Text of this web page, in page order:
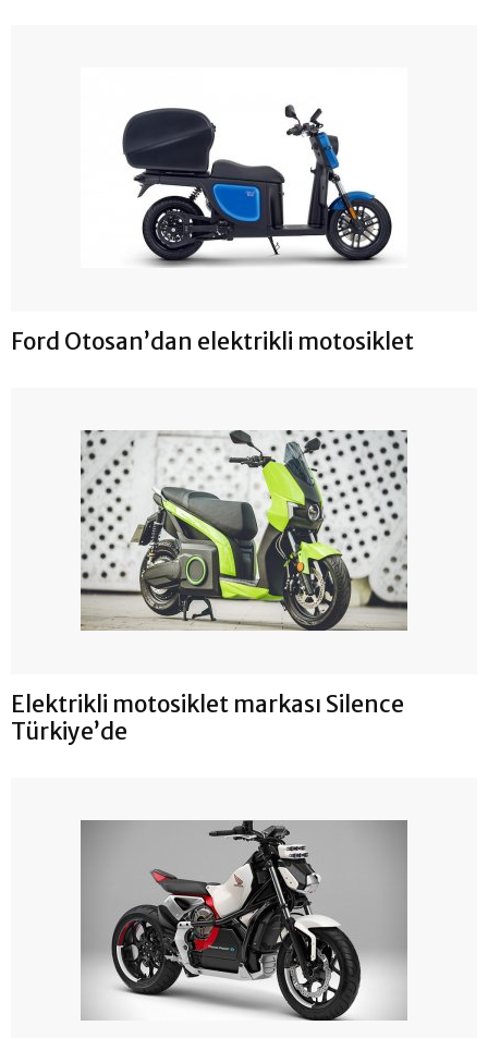
Ford Otosan’dan elektrikli motosiklet
Elektrikli motosiklet markası Silence
Türkiye’de